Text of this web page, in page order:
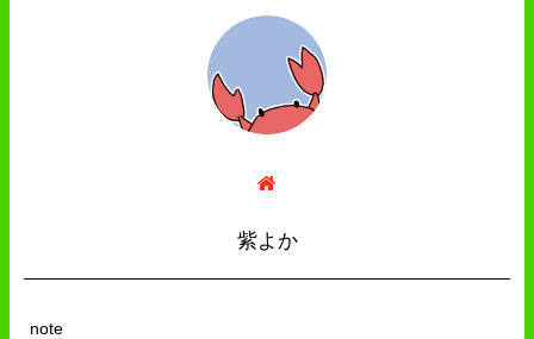
紫よか
note